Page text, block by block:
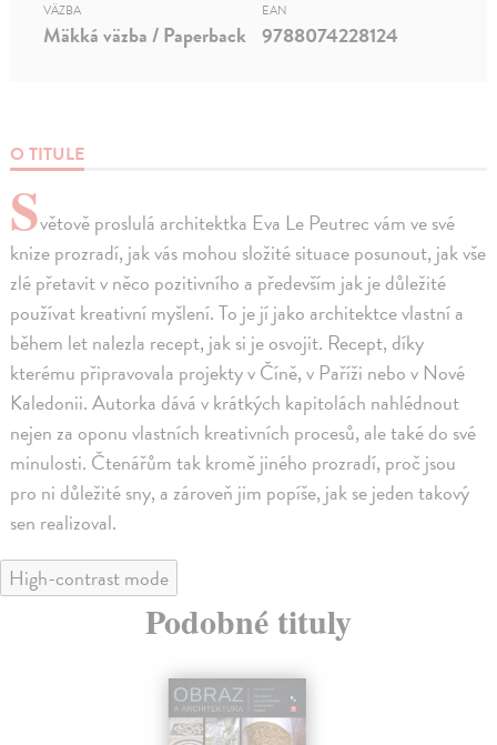
O TITULE
Světově proslulá architektka Eva Le Peutrec vám ve své
knize prozradí, jak vás mohou složité situace posunout, jak vše
zlé přetavit v něco pozitivního a především jak je důležité
používat kreativní myšlení. To je jí jako architektce vlastní a
během let nalezla recept, jak si je osvojit. Recept, díky
kterému připravovala projekty v Číně, v Paříži nebo v Nové
Kaledonii. Autorka dává v krátkých kapitolách nahlédnout
nejen za oponu vlastních kreativních procesů, ale také do své
minulosti. Čtenářům tak kromě jiného prozradí, proč jsou
pro ni důležité sny, a zároveň jim popíše, jak se jeden takový
sen realizoval.
VÄZBA
Mäkká väzba / Paperback
EAN
9788074228124
High-contrast mode
Podobné tituly